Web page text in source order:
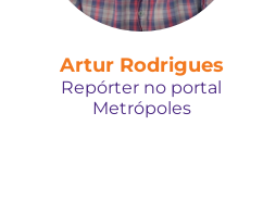
Artur Rodrigues
Repórter no portal
Metrópoles